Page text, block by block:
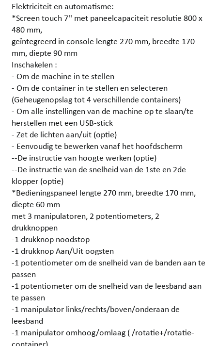
Elektriciteit en automatisme:
*Screen touch 7'' met paneelcapaciteit resolutie 800 x
480 mm,
geïntegreerd in console lengte 270 mm, breedte 170
mm, diepte 90 mm
Inschakelen :
- Om de machine in te stellen
- Om de container in te stellen en selecteren
(Geheugenopslag tot 4 verschillende containers)
- Om alle instellingen van de machine op te slaan/te
herstellen met een USB-stick
- Zet de lichten aan/uit (optie)
- Eenvoudig te bewerken vanaf het hoofdscherm
--De instructie van hoogte werken (optie)
--De instructie van de snelheid van de 1ste en 2de
klopper (optie)
*Bedieningspaneel lengte 270 mm, breedte 170 mm,
diepte 60 mm
met 3 manipulatoren, 2 potentiometers, 2
drukknoppen
-1 drukknop noodstop
-1 drukknop Aan/Uit oogsten
-1 potentiometer om de snelheid van de banden aan te
passen
-1 potentiometer om de snelheid van de leesband aan
te passen
-1 manipulator links/rechts/boven/onderaan de
leesband
-1 manipulator omhoog/omlaag ( /rotatie+/rotatie-